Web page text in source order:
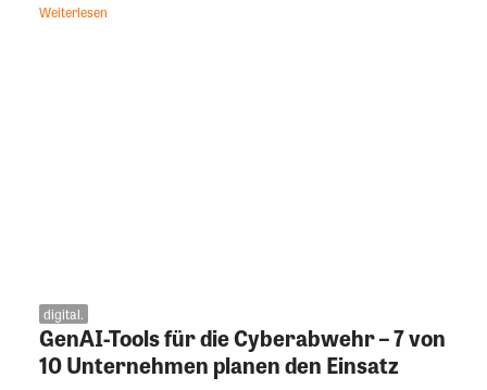
Weiterlesen
digital.
GenAI-Tools für die Cyberabwehr – 7 von
10 Unternehmen planen den Einsatz